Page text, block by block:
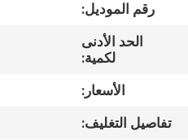
المعمل
مراقبة
الجودة
رقم الموديل:
الحد الأدنى
لكمية:
الأسعار:
تفاصيل التغليف: